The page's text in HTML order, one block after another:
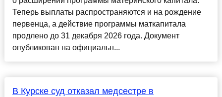
Теперь выплаты распространяются и на рождение
первенца, а действие программы маткапитала
продлено до 31 декабря 2026 года. Документ
опубликован на официальн...
В Курске суд отказал медсестре в